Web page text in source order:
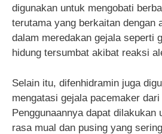
digunakan untuk mengobati
terutama yang berkaitan dengan
dalam meredakan gejala seperti
hidung tersumbat akibat reaksi
Selain itu, difenhidramin juga
mengatasi gejala pacemaker
Penggunaannya dapat dilakukan
rasa mual dan pusing yang